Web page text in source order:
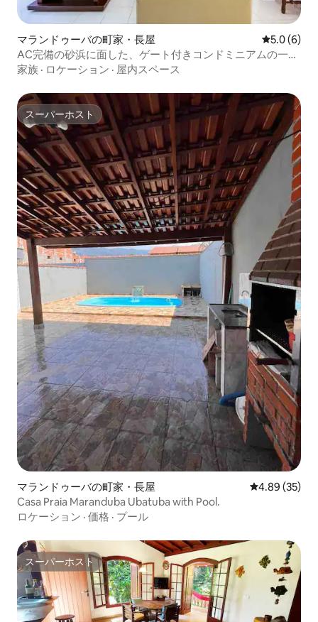
マランドゥーバの町家・長屋 レビュー6
5.0 (6)
AC完備の砂浜に面した、ゲート付きコンドミニアムの一戸
建て
家族 · ロケーション · 屋内スペース
スーパーホスト
スーパーホスト
マランドゥーバの町家・長屋 レビュー35
4.89 (35)
Casa Praia Maranduba Ubatuba with Pool.
ロケーション · 価格 · プール
スーパーホスト
スーパーホスト